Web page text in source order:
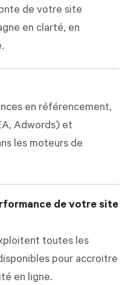
de votre site
en clarté, en
en référencement,
Adwords) et
les moteurs de
de votre site
toutes les
pour accroitre
en ligne.